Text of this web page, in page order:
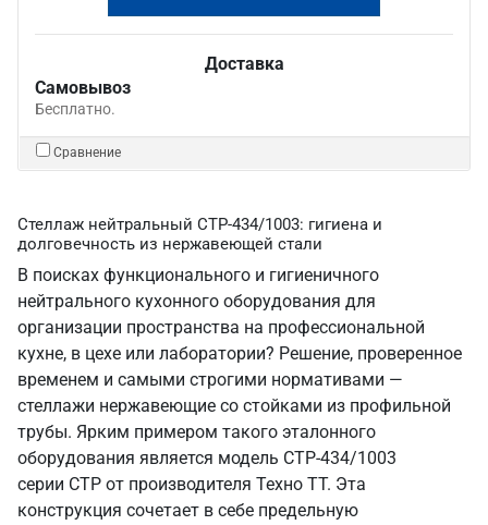
Доставка
Самовывоз
Бесплатно.
Сравнение
Стеллаж нейтральный СТР-434/1003: гигиена и
долговечность из нержавеющей стали
В поисках функционального и гигиеничного
нейтрального кухонного оборудования для
организации пространства на профессиональной
кухне, в цехе или лаборатории? Решение, проверенное
временем и самыми строгими нормативами —
стеллажи нержавеющие со стойками из профильной
трубы. Ярким примером такого эталонного
оборудования является модель СТР-434/1003
серии СТР от производителя Техно ТТ. Эта
конструкция сочетает в себе предельную